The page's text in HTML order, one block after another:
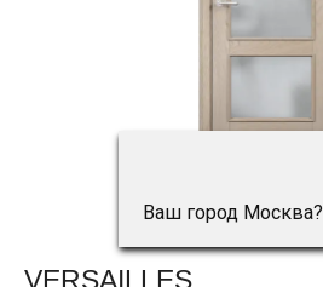
Ваш город Москва?
VERSAILLES